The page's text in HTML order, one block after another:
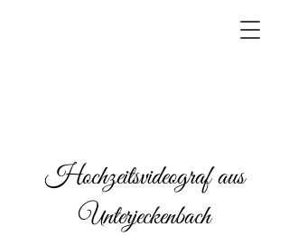
Hochzeitsvideograf aus
Unterjeckenbach